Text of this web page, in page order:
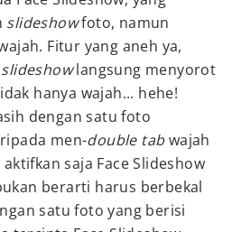
slideshowfoto, namun
Fitur yang aneh ya,
slideshowlangsung menyorot
hanya wajah... hehe!
dengan satu foto
men-double tabwajah
saja Face Slideshow
berarti harus berbekal
satu foto yang berisi